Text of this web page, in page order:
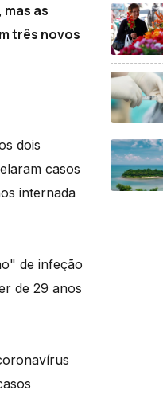
as
três novos
dois
casos
internada
de infeção
de 29 anos